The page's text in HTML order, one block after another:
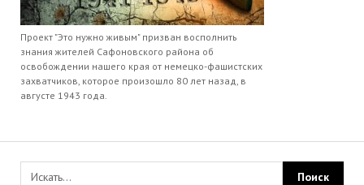
Проект "Это нужно живым" призван восполнить
знания жителей Сафоновского района об
освобождении нашего края от немецко-фашистских
захватчиков, которое произошло 80 лет назад, в
августе 1943 года.